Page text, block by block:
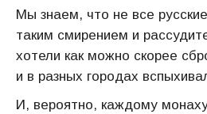
Мы знаем, что не все
таким смирением и
хотели как можно скорее
и в разных городах
И, вероятно, каждому